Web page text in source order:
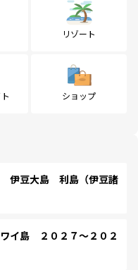
リゾート
ショップ
豆大島 利島（伊豆諸
イ島 ２０２７～２０２